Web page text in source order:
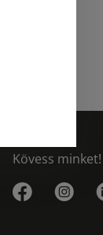
Kövess minket!